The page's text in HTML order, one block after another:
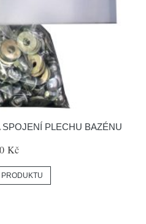
PLECHU BAZÉNU
Kč
PRODUKTU